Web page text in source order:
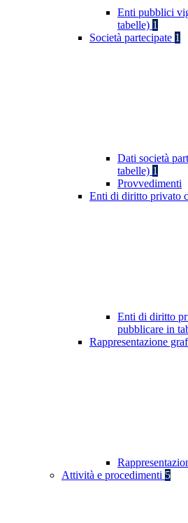
Enti pubblici
tabelle) 1
Società partecipate 1
Dati società
tabelle) 1
Provvedimenti
Enti di diritto privato
Enti di diritto
pubblicare in
Rappresentazione
Attività e procedimenti 5